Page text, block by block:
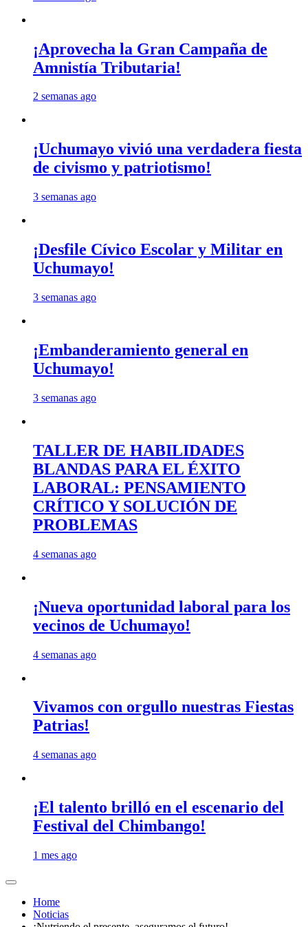
¡Aprovecha la Gran Campaña de
Amnistía Tributaria!
2 semanas ago
¡Uchumayo vivió una verdadera fiesta
de civismo y patriotismo!
3 semanas ago
¡Desfile Cívico Escolar y Militar en
Uchumayo!
3 semanas ago
¡Embanderamiento general en
Uchumayo!
3 semanas ago
TALLER DE HABILIDADES
BLANDAS PARA EL ÉXITO
LABORAL: PENSAMIENTO
CRÍTICO Y SOLUCIÓN DE
PROBLEMAS
4 semanas ago
¡Nueva oportunidad laboral para los
vecinos de Uchumayo!
4 semanas ago
Vivamos con orgullo nuestras Fiestas
Patrias!
4 semanas ago
¡El talento brilló en el escenario del
Festival del Chimbango!
1 mes ago
Home
Noticias